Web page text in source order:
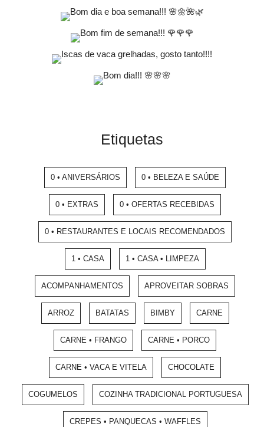
Etiquetas
0 • ANIVERSÁRIOS 0 • BELEZA E SAÚDE
0 • EXTRAS 0 • OFERTAS RECEBIDAS
0 • RESTAURANTES E LOCAIS RECOMENDADOS
1 • CASA 1 • CASA • LIMPEZA
ACOMPANHAMENTOS APROVEITAR SOBRAS
ARROZ BATATAS BIMBY CARNE
CARNE • FRANGO CARNE • PORCO
CARNE • VACA E VITELA CHOCOLATE
COGUMELOS COZINHA TRADICIONAL PORTUGUESA
CREPES • PANQUECAS • WAFFLES